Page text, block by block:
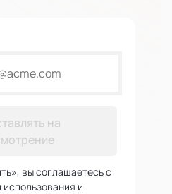
на
вы соглашаетесь с
и